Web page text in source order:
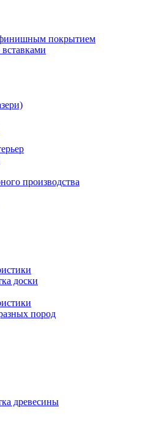
покрытием
производства
доски
пород
древесины